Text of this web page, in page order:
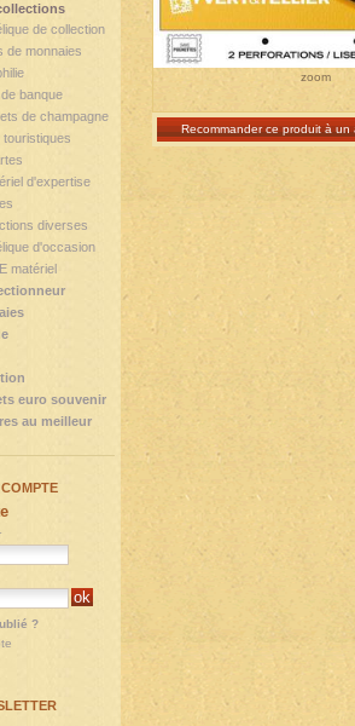
zoom
Recommander ce produit à un
de collection
de monnaies
banque
de champagne
touristiques
d'expertise
diverses
d'occasion
matériel
euro souvenir
au meilleur
?